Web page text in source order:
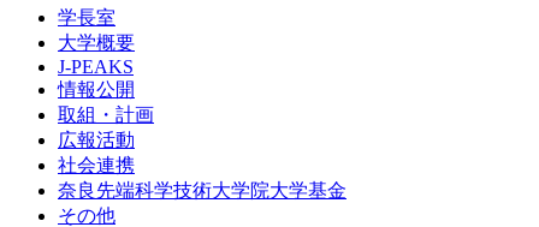
学長室
大学概要
J-PEAKS
情報公開
取組・計画
広報活動
社会連携
奈良先端科学技術大学院大学基金
その他